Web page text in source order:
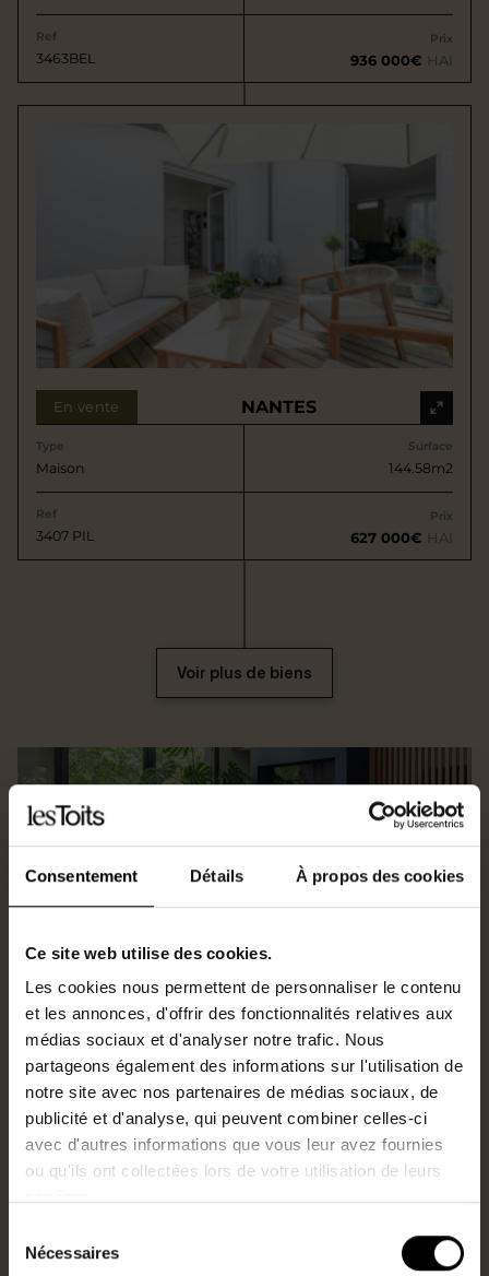
Consentement Détails À propos des cookies
Ce site web utilise des cookies.
Les cookies nous permettent de personnaliser le contenu
et les annonces, d'offrir des fonctionnalités relatives aux
médias sociaux et d'analyser notre trafic. Nous
partageons également des informations sur l'utilisation de
notre site avec nos partenaires de médias sociaux, de
publicité et d'analyse, qui peuvent combiner celles-ci
avec d'autres informations que vous leur avez fournies
ou qu'ils ont collectées lors de votre utilisation de leurs
Nécessaires
Ref
3463BEL
Prix
936 000€ HAI
En vente NANTES
Type
Maison
Surface
144.58m2
Ref
3407 PIL
Prix
627 000€ HAI
Voir plus de biens
Acheter ou vendre une
maison
avec Les Toits
Pourquoi acheter une maison à Nantes avec Les Toits
?
Acheter une maison à Nantes : votre projet
Vous souhaitez acheter une maison à Nantes ? Votre